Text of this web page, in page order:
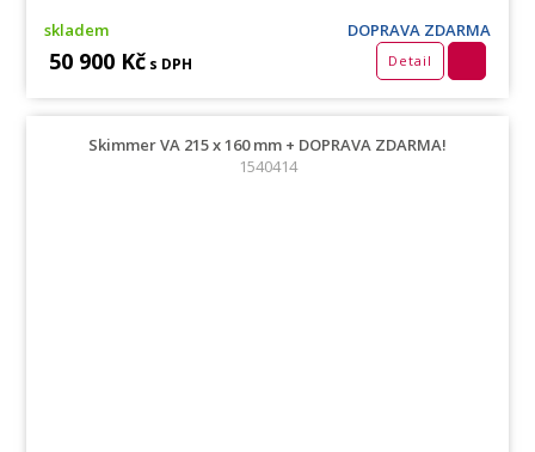
skladem DOPRAVA ZDARMA
50 900 Kč s DPH Detail
Skimmer VA 215 x 160 mm + DOPRAVA ZDARMA!
1540414